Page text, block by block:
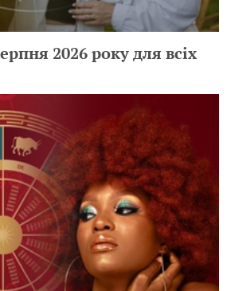
2026 року для всіх